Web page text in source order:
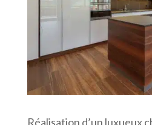
Réalisation d’un luxueux